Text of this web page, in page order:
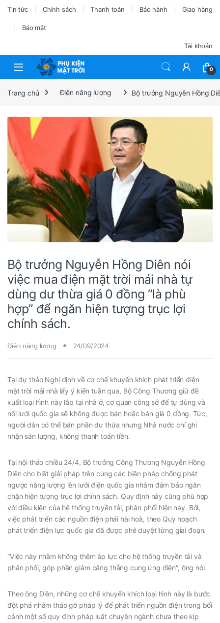
Tin tức Chính sách Thanh toán Bảo hành Giao hàng
Bảo mật
Tài khoản
0
Trang chủ Điện năng lượng Bộ trưởng Nguyễn Hồng
Bộ trưởng Nguyễn Hồng Diên nói
việc mua điện mặt trời mái nhà tự
dùng dư thừa giá 0 đồng “là phù
hợp” để ngăn hiện tượng trục lợi
chính sách.
Điện năng lượng 24/09/2024
Tại dự thảo Nghị định về cơ chế khuyến khích phát triển điện
mặt trời mái nhà lấy ý kiến tuần qua, Bộ Công Thương giữ đề
xuất loại hình này lắp tại nhà ở, cơ quan công sở để tự dùng và
nối lưới quốc gia sẽ không được bán hoặc bán giá 0 đồng. Tức,
người dân có thể bán phần dư thừa nhưng Nhà nước chỉ ghi
nhận sản lượng, không thanh toán tiền.
Tại hội thảo chiều 24/4, Bộ trưởng Công Thương Nguyễn Hồng
Diên cho biết giải pháp trên cùng các biện pháp chống phát
ngược năng lượng lên lưới điện quốc gia nhằm đảm bảo ngăn
chặn hiện tượng trục lợi chính sách. Quy định này cũng phù hợp
với điều kiện của hệ thống truyền tải, phân phối hiện nay. Bởi,
việc phát triển các nguồn điện phải hài hoà, theo Quy hoạch
phát triển điện lực quốc gia đã được phê duyệt từng giai đoạn.
“Việc này nhằm không thêm áp lực cho hệ thống truyền tải và
phân phối, góp phần giảm căng thẳng cung ứng điện”, ông nói.
Theo ông Diên, những cơ chế khuyến khích loại hình này là bước
đột phá nhằm tháo gỡ pháp lý để phát triển nguồn điện trong bối
cảnh một số quy định pháp luật chuyên ngành chưa theo kịp